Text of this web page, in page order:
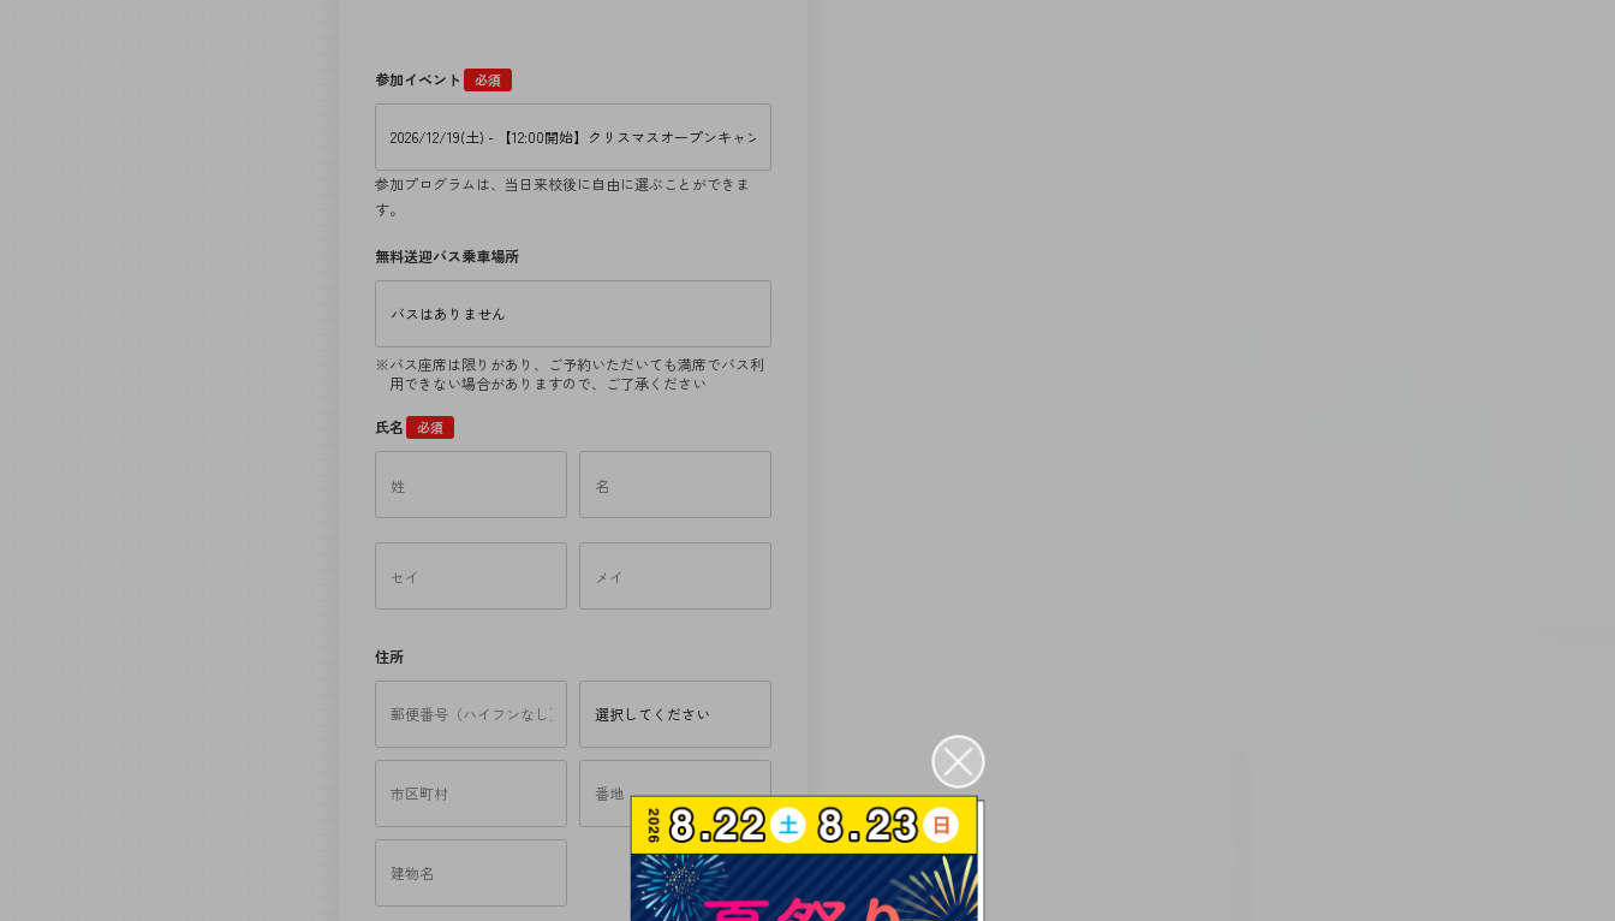
参加イベント 必須
参加プログラムは、当日来校後に自由に選ぶことができま
す。
無料送迎バス乗車場所
バス座席は限りがあり、ご予約いただいても満席でバス利
用できない場合がありますので、ご了承ください
氏名 必須
住所